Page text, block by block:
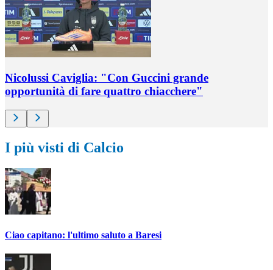
Nicolussi Caviglia: "Con Guccini grande
opportunità di fare quattro chiacchere"
I più visti di Calcio
Ciao capitano: l'ultimo saluto a Baresi